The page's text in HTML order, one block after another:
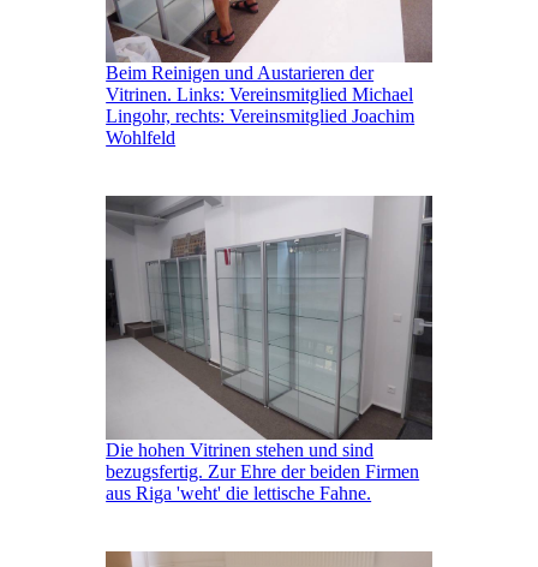
Beim Reinigen und Austarieren der
Vitrinen. Links: Vereinsmitglied Michael
Lingohr, rechts: Vereinsmitglied Joachim
Wohlfeld
Die hohen Vitrinen stehen und sind
bezugsfertig. Zur Ehre der beiden Firmen
aus Riga 'weht' die lettische Fahne.